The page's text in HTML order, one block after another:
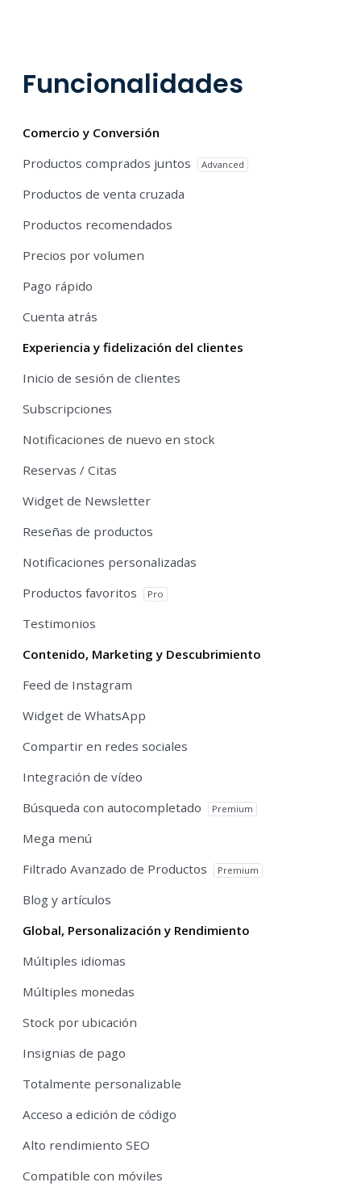
Funcionalidades
Comercio y Conversión
Productos comprados juntos
Advanced
Productos de venta cruzada
Productos recomendados
Precios por volumen
Pago rápido
Cuenta atrás
Experiencia y fidelización del clientes
Inicio de sesión de clientes
Subscripciones
Notificaciones de nuevo en stock
Reservas / Citas
Widget de Newsletter
Reseñas de productos
Notificaciones personalizadas
Productos favoritos
Pro
Testimonios
Contenido, Marketing y Descubrimiento
Feed de Instagram
Widget de WhatsApp
Compartir en redes sociales
Integración de vídeo
Búsqueda con autocompletado
Premium
Mega menú
Filtrado Avanzado de Productos
Premium
Blog y artículos
Global, Personalización y Rendimiento
Múltiples idiomas
Múltiples monedas
Stock por ubicación
Insignias de pago
Totalmente personalizable
Acceso a edición de código
Alto rendimiento SEO
Compatible con móviles